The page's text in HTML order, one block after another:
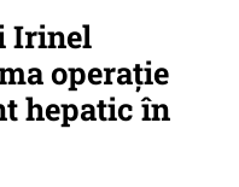
Irinel
operație
hepatic în